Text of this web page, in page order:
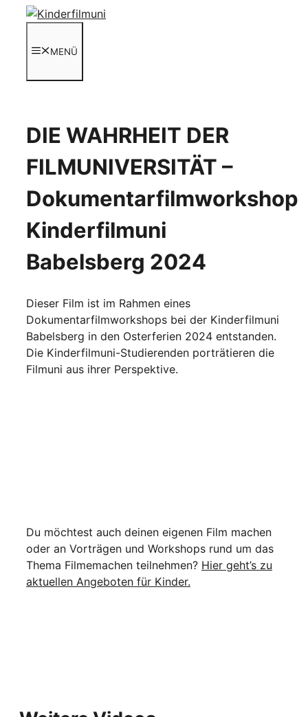
Zum
springenMENÜ
DIE WAHRHEIT DER
FILMUNIVERSITÄT –
Dokumentarfilmworkshop
Kinderfilmuni
Babelsberg 2024
Dieser Film ist im Rahmen eines
Dokumentarfilmworkshops bei der Kinderfilmuni
Babelsberg in den Osterferien 2024 entstanden.
Die Kinderfilmuni-Studierenden porträtieren die
Filmuni aus ihrer Perspektive.
Du möchtest auch deinen eigenen Film machen
oder an Vorträgen und Workshops rund um das
Thema Filmemachen teilnehmen? Hier geht’s zu
aktuellen Angeboten für Kinder.